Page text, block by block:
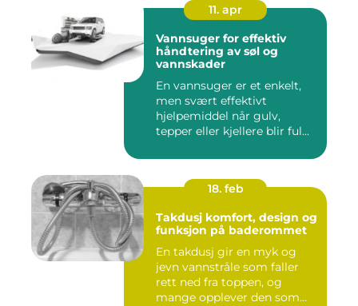
11. apr
Vannsuger for effektiv
håndtering av søl og
vannskader
En vannsuger er et enkelt,
men svært effektivt
hjelpemiddel når gulv,
tepper eller kjellere blir ful...
18. feb
Takdusj komfort, design og
funksjon på baderommet
En takdusj gir en myk og
jevn vannstråle som faller
rett ned fra toppen, og
mange opplever den som